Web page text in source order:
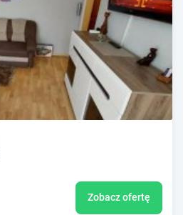
Zobacz ofertę